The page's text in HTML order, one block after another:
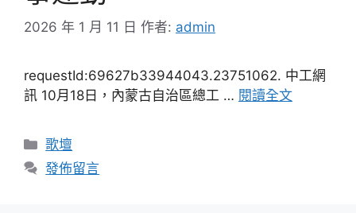
2026 年 1 月 11 日 作者: admin
requestId:69627b33944043.23751062. 中工網
訊 10月18日，內蒙古自治區總工 … 閱讀全文
分
類
歌壇
發佈留言